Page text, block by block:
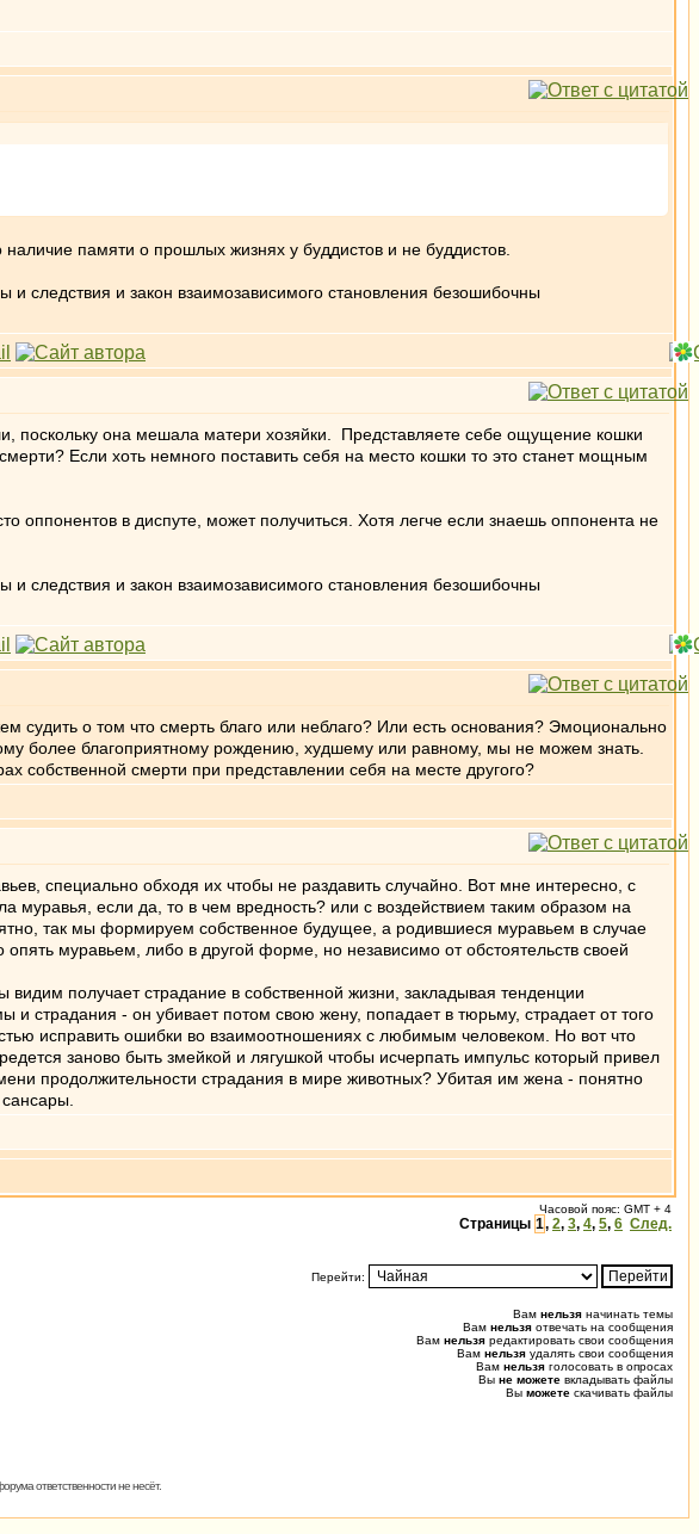
наличие памяти о прошлых жизнях у буддистов и не буддистов.
следствия и закон взаимозависимого становления безошибочны
поскольку она мешала матери хозяйки. Представляете себе ощущение кошки
Если хоть немного поставить себя на место кошки то это станет мощным
оппонентов в диспуте, может получиться. Хотя легче если знаешь оппонента не
следствия и закон взаимозависимого становления безошибочны
о том что смерть благо или неблаго? Или есть основания? Эмоционально
более благоприятному рождению, худшему или равному, мы не можем знать.
собственной смерти при представлении себя на месте другого?
специально обходя их чтобы не раздавить случайно. Вот мне интересно, с
если да, то в чем вредность? или с воздействием таким образом на
так мы формируем собственное будущее, а родившиеся муравьем в случае
муравьем, либо в другой форме, но независимо от обстоятельств своей
получает страдание в собственной жизни, закладывая тенденции
страдания - он убивает потом свою жену, попадает в тюрьму, страдает от того
исправить ошибки во взаимоотношениях с любимым человеком. Но вот что
заново быть змейкой и лягушкой чтобы исчерпать импульс который привел
продолжительности страдания в мире животных? Убитая им жена - понятно
Часовой пояс: GMT + 4
Страницы 1, 2, 3, 4, 5, 6 След.
Перейти:
Вам нельзя начинать темы
Вам нельзя отвечать на сообщения
Вам нельзя редактировать свои сообщения
Вам нельзя удалять свои сообщения
Вам нельзя голосовать в опросах
Вы не можете вкладывать файлы
Вы можете скачивать файлы
ответственности не несёт.